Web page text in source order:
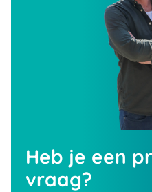
Heb je een
vraag?